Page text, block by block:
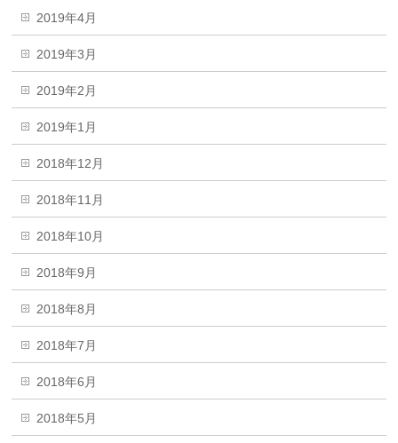
2019年4月
2019年3月
2019年2月
2019年1月
2018年12月
2018年11月
2018年10月
2018年9月
2018年8月
2018年7月
2018年6月
2018年5月